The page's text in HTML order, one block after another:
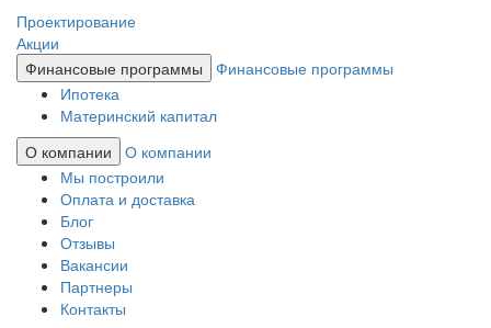
Проектирование
Акции
Финансовые программы
Финансовые программы
Ипотека
Материнский капитал
О компании
О компании
Мы построили
Оплата и доставка
Блог
Отзывы
Вакансии
Партнеры
Контакты